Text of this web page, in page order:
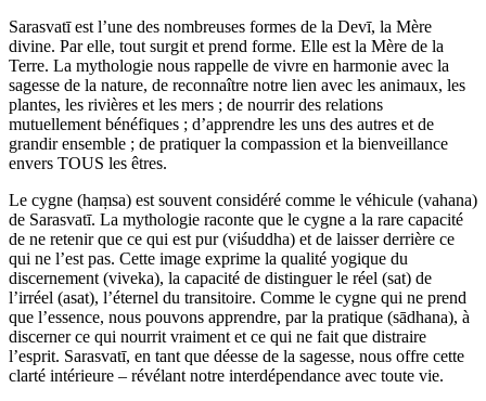
Sarasvatī est l’une des nombreuses formes de la Devī, la Mère
divine. Par elle, tout surgit et prend forme. Elle est la Mère de la
Terre. La mythologie nous rappelle de vivre en harmonie avec la
sagesse de la nature, de reconnaître notre lien avec les animaux, les
plantes, les rivières et les mers ; de nourrir des relations
mutuellement bénéfiques ; d’apprendre les uns des autres et de
grandir ensemble ; de pratiquer la compassion et la bienveillance
envers TOUS les êtres.
Le cygne (haṃsa) est souvent considéré comme le véhicule (vahana)
de Sarasvatī. La mythologie raconte que le cygne a la rare capacité
de ne retenir que ce qui est pur (viśuddha) et de laisser derrière ce
qui ne l’est pas. Cette image exprime la qualité yogique du
discernement (viveka), la capacité de distinguer le réel (sat) de
l’irréel (asat), l’éternel du transitoire. Comme le cygne qui ne prend
que l’essence, nous pouvons apprendre, par la pratique (sādhana), à
discerner ce qui nourrit vraiment et ce qui ne fait que distraire
l’esprit. Sarasvatī, en tant que déesse de la sagesse, nous offre cette
clarté intérieure – révélant notre interdépendance avec toute vie.